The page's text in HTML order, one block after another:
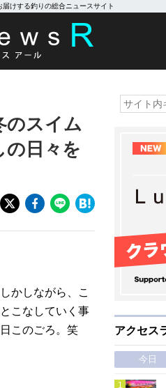
けする釣りの総合ニュースサイト
のスイム
の日々を
かしながら、こ
こなしていく事
このごろ。笑
アクセス
今日